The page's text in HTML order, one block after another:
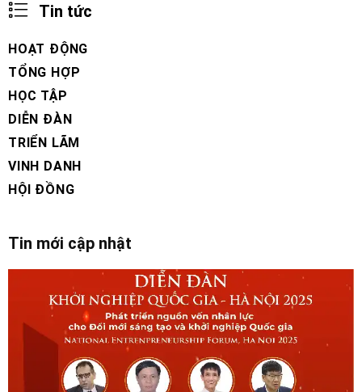
Tin tức
HOẠT ĐỘNG
TỔNG HỢP
HỌC TẬP
DIỄN ĐÀN
TRIỂN LÃM
VINH DANH
HỘI ĐỒNG
Tin mới cập nhật